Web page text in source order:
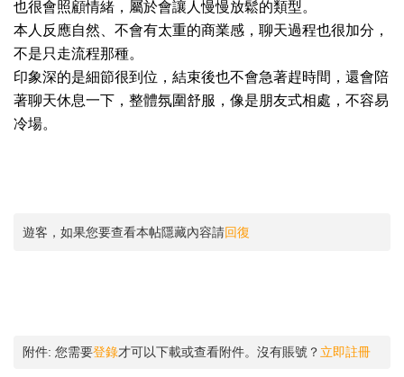
也很會照顧情緒，屬於會讓人慢慢放鬆的類型。
本人反應自然、不會有太重的商業感，聊天過程也很加分，
不是只走流程那種。
印象深的是細節很到位，結束後也不會急著趕時間，還會陪
著聊天休息一下，整體氛圍舒服，像是朋友式相處，不容易
冷場。
遊客，如果您要查看本帖隱藏內容請回復
附件: 您需要登錄才可以下載或查看附件。沒有賬號？ 立即註冊